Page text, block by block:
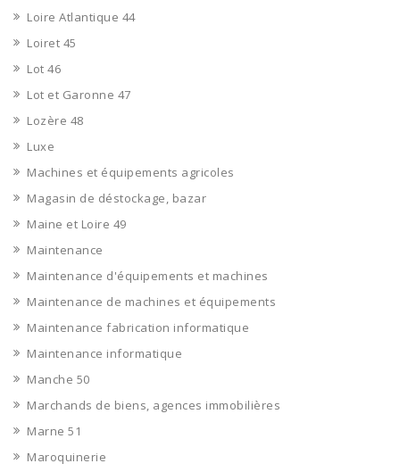
Loire Atlantique 44
Loiret 45
Lot 46
Lot et Garonne 47
Lozère 48
Luxe
Machines et équipements agricoles
Magasin de déstockage, bazar
Maine et Loire 49
Maintenance
Maintenance d'équipements et machines
Maintenance de machines et équipements
Maintenance fabrication informatique
Maintenance informatique
Manche 50
Marchands de biens, agences immobilières
Marne 51
Maroquinerie